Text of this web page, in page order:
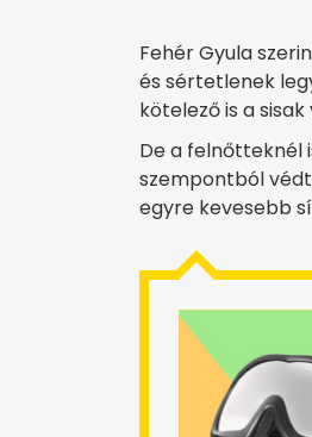
Fehér Gyula
és sértetlenek
kötelező is a
De a felnőtteknél
szempontból
egyre kevesebb